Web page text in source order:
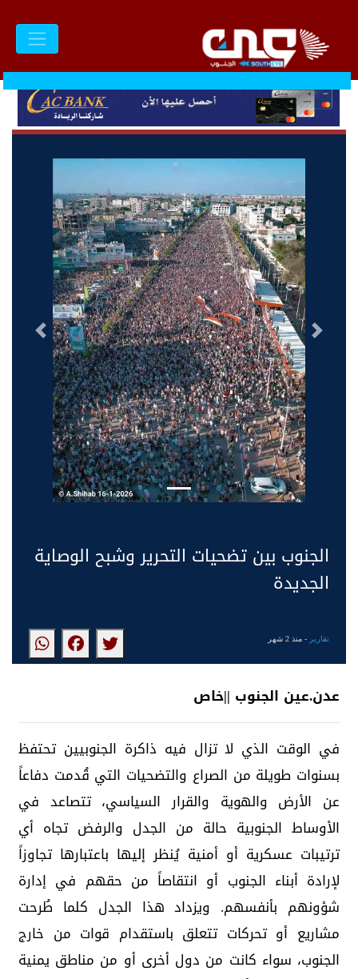
التالى السابق
الجنوب بين تضحيات التحرير وشبح الوصاية
الجديدة
تقارير - منذ 2 شهر
عدن.عين الجنوب ||خاص
في الوقت الذي لا تزال فيه ذاكرة الجنوبيين تحتفظ
بسنوات طويلة من الصراع والتضحيات التي قُدمت دفاعاً
عن الأرض والهوية والقرار السياسي، تتصاعد في
الأوساط الجنوبية حالة من الجدل والرفض تجاه أي
ترتيبات عسكرية أو أمنية يُنظر إليها باعتبارها تجاوزاً
لإرادة أبناء الجنوب أو انتقاصاً من حقهم في إدارة
شؤونهم بأنفسهم. ويزداد هذا الجدل كلما طُرحت
مشاريع أو تحركات تتعلق باستقدام قوات من خارج
الجنوب، سواء كانت من دول أخرى أو من مناطق يمنية